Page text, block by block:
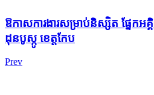
ឱកាសការងារសម្រាប់និស្សិត ផ្នែក
ដុនបូស្កូ ខេត្តកែប
Prev